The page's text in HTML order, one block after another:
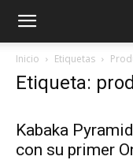
Inicio Etiquetas
Etiqueta:
Kabaka
con su primer